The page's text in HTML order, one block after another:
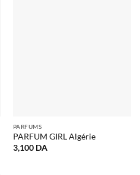
PARFUMS
PARFUM GIRL Algérie
3,100 DA